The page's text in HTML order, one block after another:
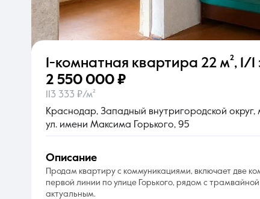
О компании
1-комнатная квартира 22 м², 1/
2 550 000 ₽
113 333 ₽/м²
Краснодар, Западный внутригородской
ул. имени Максима Горького, 95
описание
Продам квартиру с коммуникациями, включает две
первой линии по улице Горького, рядом с
актуальным.